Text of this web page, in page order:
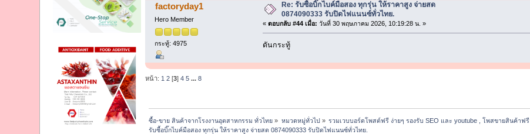
factoryday1
Hero Member
กระทู้: 4975
Re: รับซื้อบิ๊กไบค์มือสอง ทุกรุ่น ให้ราคาสูง จ่ายสด
0874090333 รับปิดไฟแนนซ์ทั่วไทย.
« ตอบกลับ #44 เมื่อ: วันที่ 30 พฤษภาคม 2026, 10:19:28 น. »
ดันกระทู้
หน้า: 1 2 [3]4 5 ...8
ซื้อ-ขาย สินค้าจากโรงงานอุตสาหกรรม ทั่วไทย » หมวดหมู่ทั่วไป» รวมเวบบอร์ดโพสต์ฟรี ง่ายๆ รองรับ SEO และ youtube , โพสขายสินค้าฟรี
รับซื้อบิ๊กไบค์มือสอง ทุกรุ่น ให้ราคาสูง จ่ายสด 0874090333 รับปิดไฟแนนซ์ทั่วไทย.